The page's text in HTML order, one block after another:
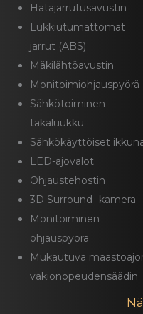
Hätäjarrutusavustin
Lukkiutumattomat
jarrut (ABS)
Mäkilähtöavustin
Monitoimiohjauspyörä
Sähkötoiminen
takaluukku
Sähkökäyttöiset
LED-ajovalot
Ohjaustehostin
3D Surround -kamera
Monitoiminen
ohjauspyörä
Mukautuva
vakionopeudensäädin